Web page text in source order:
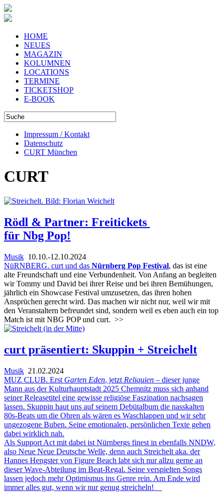
HOME
NEUES
MAGAZIN
KOLUMNEN
LOCATIONS
TERMINE
TICKETSHOP
E-BOOK
Impressum / Kontakt
Datenschutz
CURT München
CURT
Rödl & Partner: Freitickets
für Nbg Pop!
Musik 10.10.-12.10.2024
NüRNBERG. curt und das Nürnberg Pop Festival, das ist eine
alte Freundschaft und eine Verbundenheit. Von Anfang an begleiten
wir Tommy und David bei ihrer Reise und bei ihren Bemühungen,
jährlich ein Showcase Festival umzusetzen, das ihren hohen
Ansprüchen gerecht wird. Das machen wir nicht nur, weil wir mit
den Veranstaltern befreundet sind, sondern weil es eben auch ein top
Match ist mit NBG POP und curt. >>
curt präsentiert: Skuppin + Streichelt
Musik 21.02.2024
MUZ CLUB. Erst Garten Eden, jetzt Reliquien – dieser junge
Mann aus der Kulturhauptstadt 2025 Chemnitz muss sich anhand
seiner Releasetitel eine gewisse religiöse Faszination nachsagen
lassen. Skuppin haut uns auf seinem Debütalbum die nasskalten
80s-Beats um die Ohren als wären es Waschlappen und wir sehr
ungezogene Buben. Seine emotionalen, persönlichen Texte gehen
dabei wirklich nah.
Als Support Act mit dabei ist Nürnbergs finest in ebenfalls NNDW,
also Neue Neue Deutsche Welle, denn auch Streichelt aka. der
Hannes Hengster von Figure Beach labt sich nur allzu gerne an
dieser Wave-Abteilung im Beat-Regal. Seine verspielten Songs
lassen jedoch mehr Optimismus ins Genre rein. Am Ende wird
immer alles gut, wenn wir nur genug streicheln!